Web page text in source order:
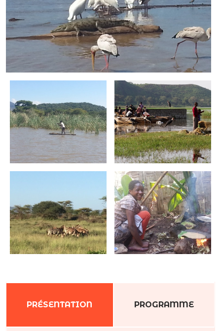
PRÉSENTATION PROGRAMME